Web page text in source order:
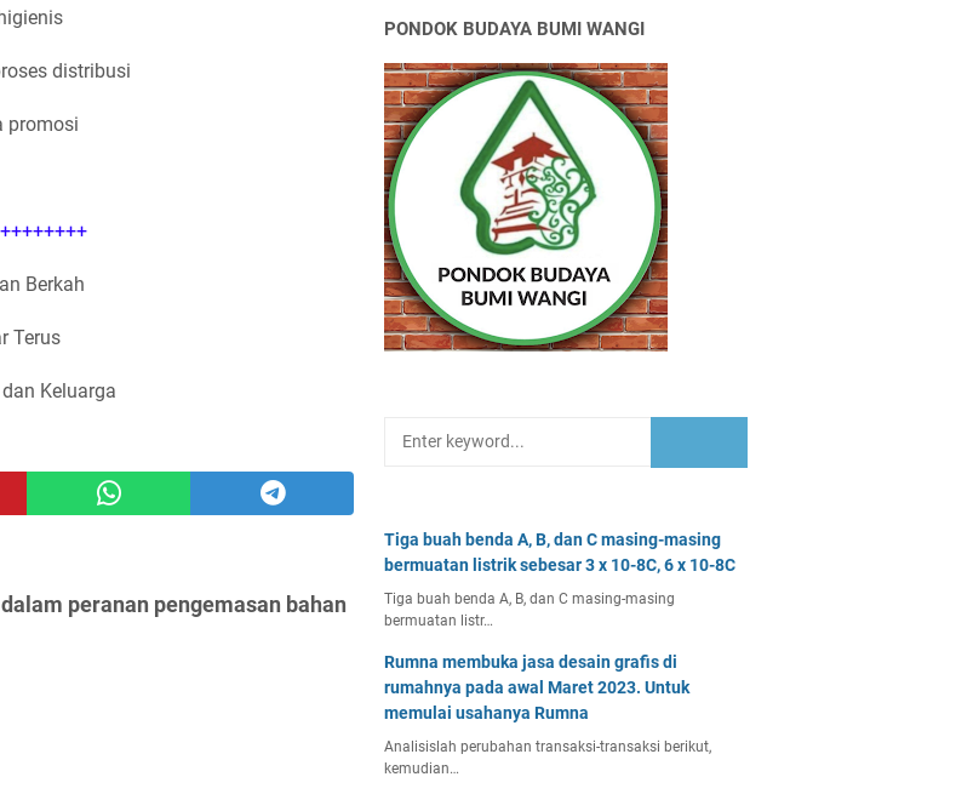
distribusi
promosi
Berkah
Terus
Keluarga
peranan pengemasan bahan
PONDOK BUDAYA BUMI WANGI
Tiga buah benda A, B, dan C masing-masing
bermuatan listrik sebesar 3 x 10-8C, 6 x 10-8C
Tiga buah benda A, B, dan C masing-masing
bermuatan listr…
Rumna membuka jasa desain grafis di
rumahnya pada awal Maret 2023. Untuk
memulai usahanya Rumna
Analisislah perubahan transaksi-transaksi berikut,
kemudian…